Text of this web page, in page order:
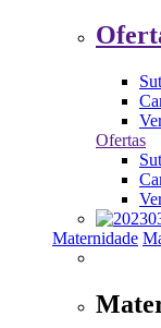
Ofertas
Maternidade